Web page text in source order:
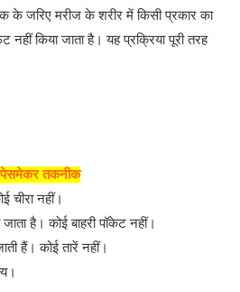
के जरिए मरीज के शरीर में किसी प्रकार का
नहीं किया जाता है। यह प्रक्रिया पूरी तरह
तकनीक
चीरा नहीं।
है। कोई बाहरी पॉकेट नहीं।
हैं। कोई तारें नहीं।